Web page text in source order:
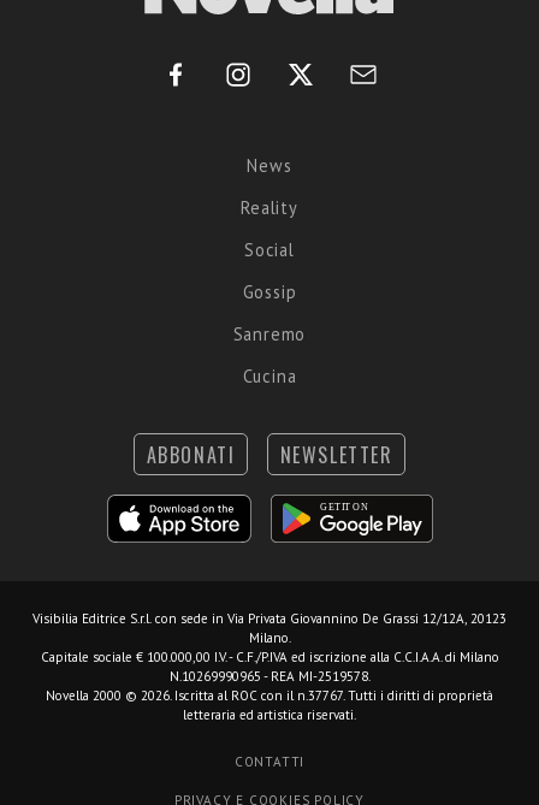
News
Reality
Social
Gossip
Sanremo
Cucina
ABBONATI NEWSLETTER
Visibilia Editrice S.r.l. con sede in Via Privata Giovannino De Grassi 12/12A, 20123
Milano.
Capitale sociale € 100.000,00 I.V. - C.F./P.IVA ed iscrizione alla C.C.I.A.A. di Milano
N.10269990965 - REA MI-2519578.
Novella 2000 © 2026. Iscritta al ROC con il n.37767. Tutti i diritti di proprietà
letteraria ed artistica riservati.
CONTATTI
PRIVACY E COOKIES POLICY